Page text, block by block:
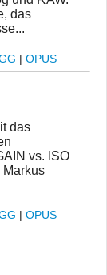
das
| OPUS
das
vs. ISO
Markus
| OPUS